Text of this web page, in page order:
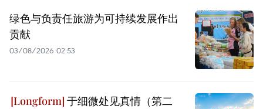
绿色与负责任旅游为可持续发展作出
贡献
03/08/2026 02:53
于细微处见真情（第二